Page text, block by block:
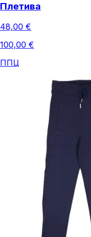
Плетива
48,00 €
100,00 €
ППЦ